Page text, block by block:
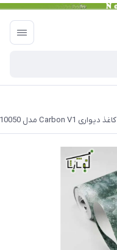
کاغذ دیواری Carbon V1 مدل 10050